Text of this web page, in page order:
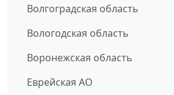
Волгоградская область
Вологодская область
Воронежская область
Еврейская АО